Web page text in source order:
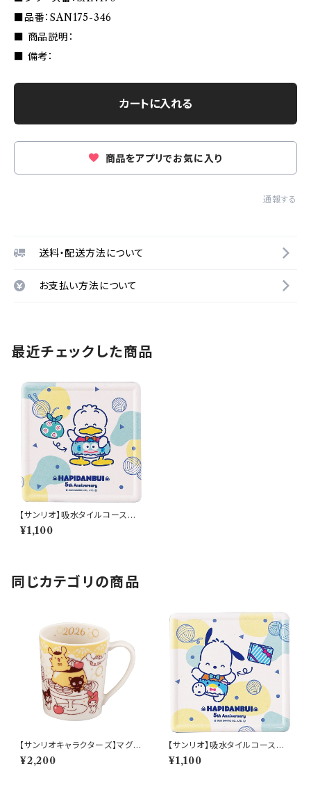
■品番：SAN175-346
■ 商品説明：
■ 備考：
カートに入れる
商品をアプリでお気に入り
通報する
送料・配送方法について
お支払い方法について
最近チェックした商品
【サンリオ】吸水タイルコースタ
ー(あひるのペックル)【SAN17
0】SAN175-346
¥1,100
同じカテゴリの商品
【サンリオキャラクターズ】マグ(2
026)【SAN2026】SAN2026-
11
¥2,200
【サンリオ】吸水タイルコースタ
ー(ポチャッコ)【SAN170】SAN
171-346
¥1,100